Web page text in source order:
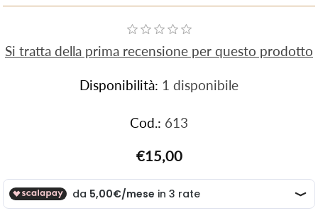
Si tratta della prima recensione per questo prodotto
Disponibilità: 1 disponibile
Cod.: 613
€15,00